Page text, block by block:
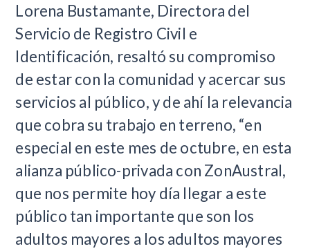
Lorena Bustamante, Directora del
Servicio de Registro Civil e
Identificación, resaltó su compromiso
de estar con la comunidad y acercar sus
servicios al público, y de ahí la relevancia
que cobra su trabajo en terreno, “en
especial en este mes de octubre, en esta
alianza público-privada con ZonAustral,
que nos permite hoy día llegar a este
público tan importante que son los
adultos mayores a los adultos mayores